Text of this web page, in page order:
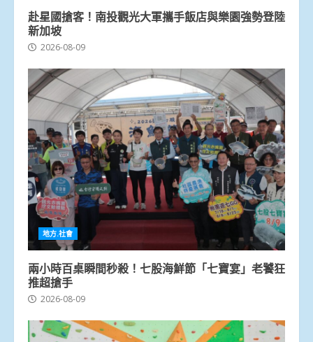
赴星國搶客！南投觀光大軍攜手飯店與樂園強勢登陸
新加坡
2026-08-09
地方.社會
兩小時百桌瞬間秒殺！七股海鮮節「七寶宴」老饕狂
推超搶手
2026-08-09